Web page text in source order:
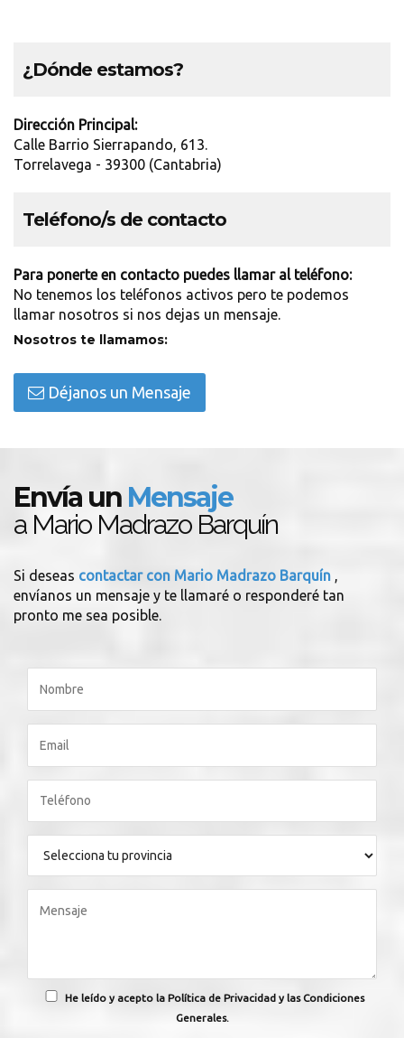
¿Dónde estamos?
Dirección Principal:
Calle Barrio Sierrapando, 613.
Torrelavega - 39300 (Cantabria)
Teléfono/s de contacto
Para ponerte en contacto puedes llamar al teléfono:
No tenemos los teléfonos activos pero te podemos
llamar nosotros si nos dejas un mensaje.
Nosotros te llamamos:
Déjanos un Mensaje
Envía un Mensaje
a Mario Madrazo Barquín
Si deseas contactar con Mario Madrazo Barquín ,
envíanos un mensaje y te llamaré o responderé tan
pronto me sea posible.
He leído y acepto la Política de Privacidad y las Condiciones
Generales.